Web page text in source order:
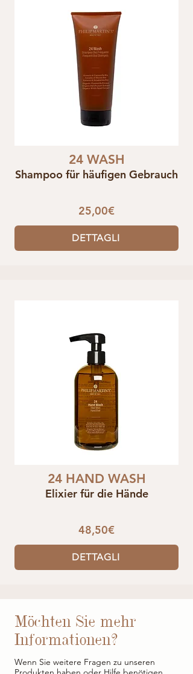
24 WASH
Shampoo für häufigen Gebrauch
25,00€
DETTAGLI
24 HAND WASH
Elixier für die Hände
48,50€
DETTAGLI
Möchten Sie mehr
Informationen?
Wenn Sie weitere Fragen zu unseren